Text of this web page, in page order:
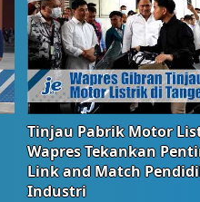
Tinjau Pabrik Motor
Wapres Tekankan
Link and Match
Industri